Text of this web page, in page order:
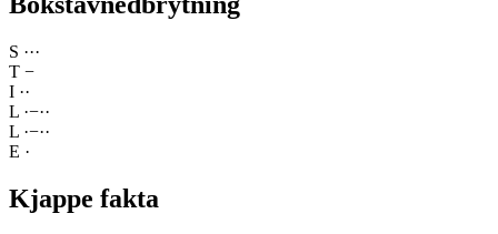
S ···
T −
I ··
L ·−··
L ·−··
E ·
Kjappe fakta